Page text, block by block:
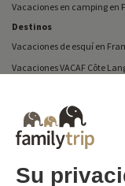
Vacaciones en camping en
Destinos
Vacaciones de esquí en
Vacaciones VACAF Côte
Vacaciones VACAF Costa de
Vacaciones VACAF
Vacaciones VACAF junto al
Su